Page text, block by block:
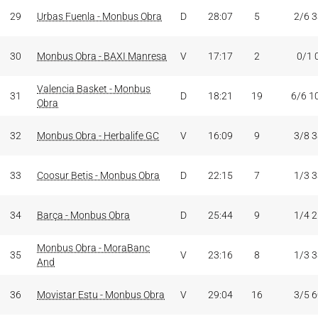
29 Urbas Fuenla - Monbus Obra D 28:07 5 2/6
30 Monbus Obra - BAXI Manresa V 17:17 2 0/1
31
Valencia Basket - Monbus
Obra
D 18:21 19 6/6
32 Monbus Obra - Herbalife GC V 16:09 9 3/8
33 Coosur Betis - Monbus Obra D 22:15 7 1/3
34 Barça - Monbus Obra D 25:44 9 1/4
35
Monbus Obra - MoraBanc
And
V 23:16 8 1/3
36 Movistar Estu - Monbus Obra V 29:04 16 3/5